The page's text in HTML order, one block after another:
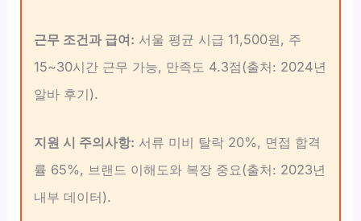
근무 조건과 급여: 서울 평균 시급 11,500원, 주
15~30시간 근무 가능, 만족도 4.3점(출처: 2024년
알바 후기).
지원 시 주의사항: 서류 미비 탈락 20%, 면접 합격
률 65%, 브랜드 이해도와 복장 중요(출처: 2023년
내부 데이터).